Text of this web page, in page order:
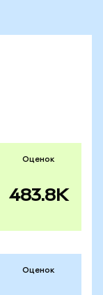
Оценок
483.8K
Оценок